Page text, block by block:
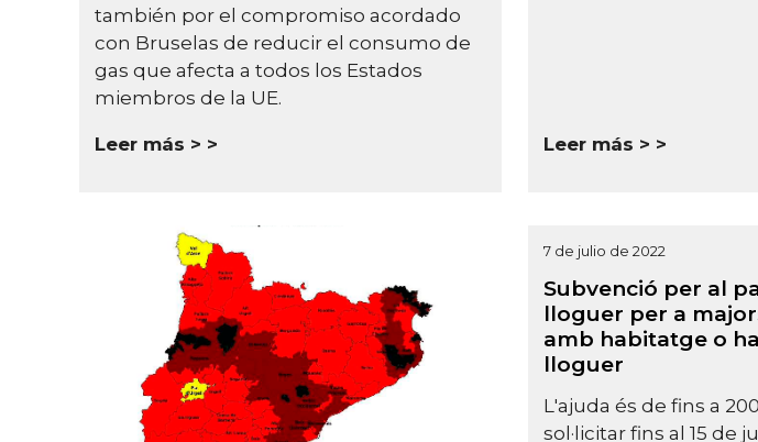
también por el compromiso acordado
con Bruselas de reducir el consumo de
gas que afecta a todos los Estados
miembros de la UE.
Leer más > Leer más >
7 de julio de 2022
Subvenció per al
lloguer per a
amb habitatge o
lloguer
L'ajuda és de fins a
sol·licitar fins al 15 de